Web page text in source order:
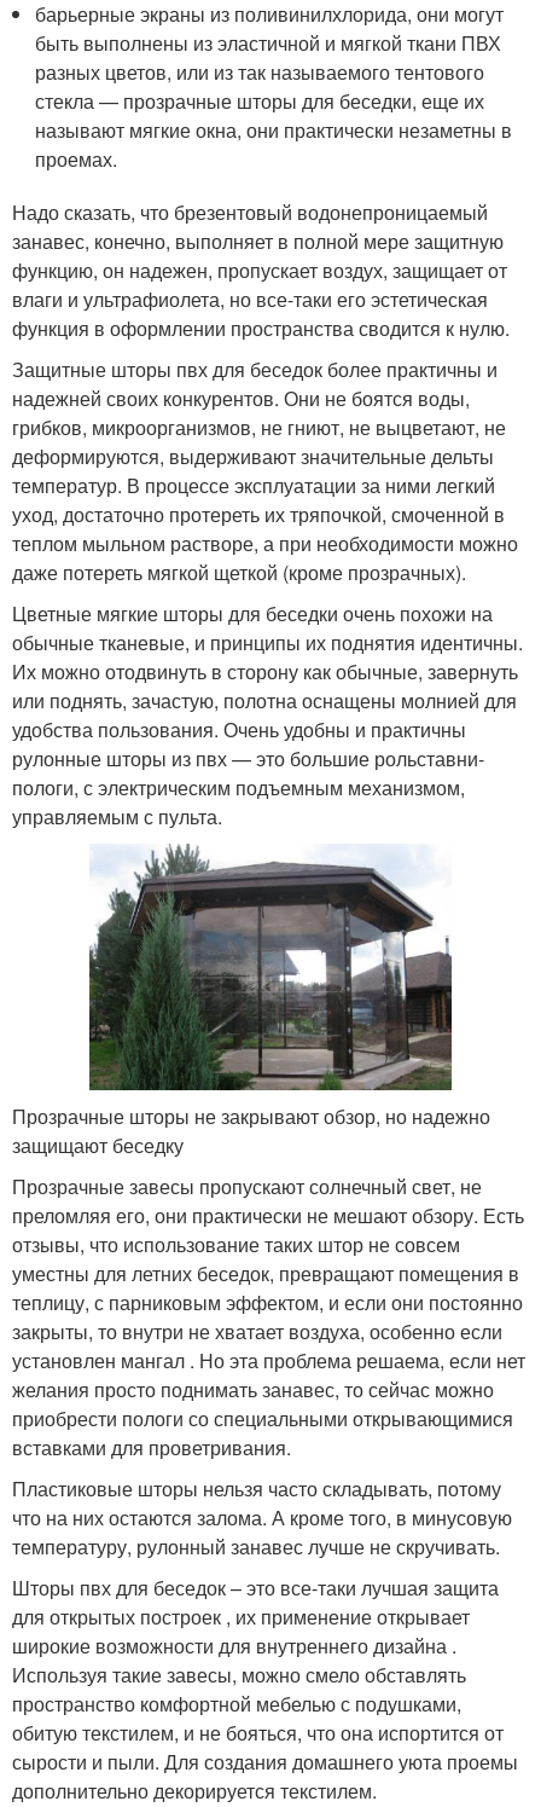
барьерные экраны из поливинилхлорида, они могут
быть выполнены из эластичной и мягкой ткани ПВХ
разных цветов, или из так называемого тентового
стекла — прозрачные шторы для беседки, еще их
называют мягкие окна, они практически незаметны в
проемах.
Надо сказать, что брезентовый водонепроницаемый
занавес, конечно, выполняет в полной мере защитную
функцию, он надежен, пропускает воздух, защищает от
влаги и ультрафиолета, но все-таки его эстетическая
функция в оформлении пространства сводится к нулю.
Защитные шторы пвх для беседок более практичны и
надежней своих конкурентов. Они не боятся воды,
грибков, микроорганизмов, не гниют, не выцветают, не
деформируются, выдерживают значительные дельты
температур. В процессе эксплуатации за ними легкий
уход, достаточно протереть их тряпочкой, смоченной в
теплом мыльном растворе, а при необходимости можно
даже потереть мягкой щеткой (кроме прозрачных).
Цветные мягкие шторы для беседки очень похожи на
обычные тканевые, и принципы их поднятия идентичны.
Их можно отодвинуть в сторону как обычные, завернуть
или поднять, зачастую, полотна оснащены молнией для
удобства пользования. Очень удобны и практичны
рулонные шторы из пвх — это большие рольставни-
пологи, с электрическим подъемным механизмом,
управляемым с пульта.
Прозрачные шторы не закрывают обзор, но надежно
защищают беседку
Прозрачные завесы пропускают солнечный свет, не
преломляя его, они практически не мешают обзору. Есть
отзывы, что использование таких штор не совсем
уместны для летних беседок, превращают помещения в
теплицу, с парниковым эффектом, и если они постоянно
закрыты, то внутри не хватает воздуха, особенно если
установлен мангал . Но эта проблема решаема, если нет
желания просто поднимать занавес, то сейчас можно
приобрести пологи со специальными открывающимися
вставками для проветривания.
Пластиковые шторы нельзя часто складывать, потому
что на них остаются залома. А кроме того, в минусовую
температуру, рулонный занавес лучше не скручивать.
Шторы пвх для беседок – это все-таки лучшая защита
для открытых построек , их применение открывает
широкие возможности для внутреннего дизайна .
Используя такие завесы, можно смело обставлять
пространство комфортной мебелью с подушками,
обитую текстилем, и не бояться, что она испортится от
сырости и пыли. Для создания домашнего уюта проемы
дополнительно декорируется текстилем.